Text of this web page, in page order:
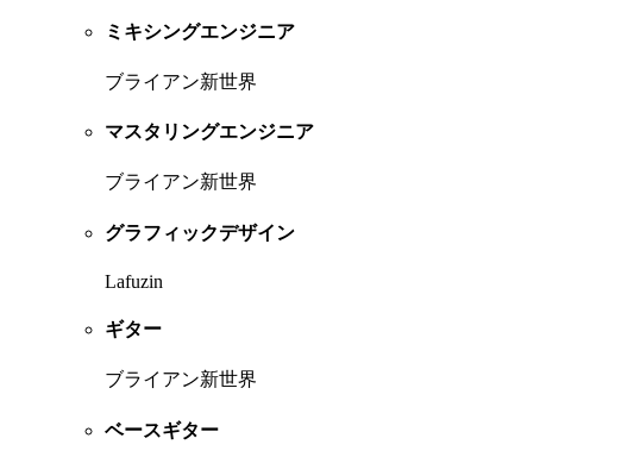
ミキシングエンジニア
ブライアン新世界
マスタリングエンジニア
ブライアン新世界
グラフィックデザイン
Lafuzin
ギター
ブライアン新世界
ベースギター